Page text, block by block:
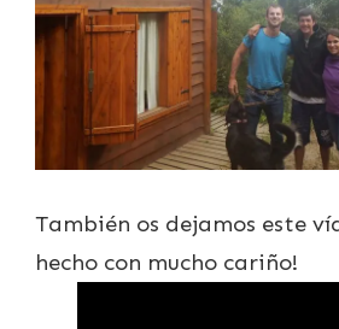
También os dejamos este
hecho con mucho cariño!